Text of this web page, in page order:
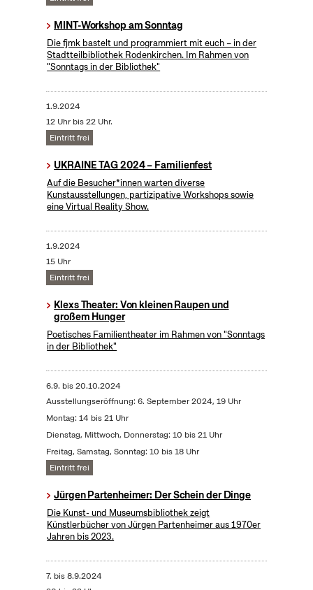
MINT-Workshop am Sonntag
Die fjmk bastelt und programmiert mit euch – in der
Stadtteilbibliothek Rodenkirchen. Im Rahmen von
"Sonntags in der Bibliothek"
1.9.2024
12 Uhr bis 22 Uhr.
Eintritt frei
UKRAINE TAG 2024 – Familienfest
Auf die Besucher*innen warten diverse
Kunstausstellungen, partizipative Workshops sowie
eine Virtual Reality Show.
1.9.2024
15 Uhr
Eintritt frei
Klexs Theater: Von kleinen Raupen und
großem Hunger
Poetisches Familientheater im Rahmen von "Sonntags
in der Bibliothek"
6.9. bis20.10.2024
Ausstellungseröffnung: 6. September 2024, 19 Uhr
Montag: 14 bis 21 Uhr
Dienstag, Mittwoch, Donnerstag: 10 bis 21 Uhr
Freitag, Samstag, Sonntag: 10 bis 18 Uhr
Eintritt frei
Jürgen Partenheimer: Der Schein der Dinge
Die Kunst- und Museumsbibliothek zeigt
Künstlerbücher von Jürgen Partenheimer aus 1970er
Jahren bis 2023.
7. bis8.9.2024